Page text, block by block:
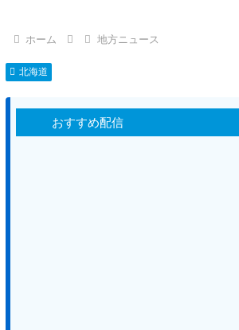
ホーム 地方ニュース
北海道
おすすめ配信